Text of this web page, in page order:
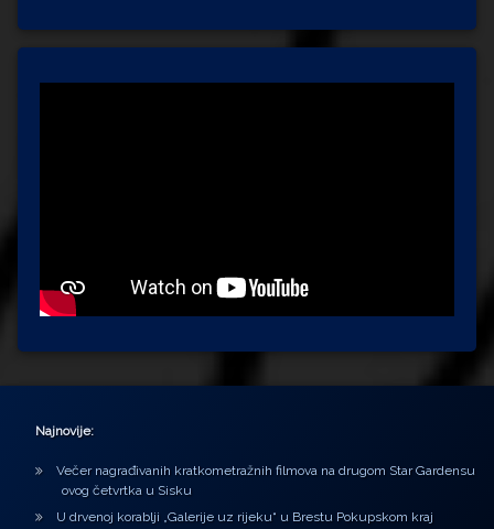
Najnovije:
Večer nagrađivanih kratkometražnih filmova na drugom Star Gardensu
ovog četvrtka u Sisku
U drvenoj korablji „Galerije uz rijeku“ u Brestu Pokupskom kraj